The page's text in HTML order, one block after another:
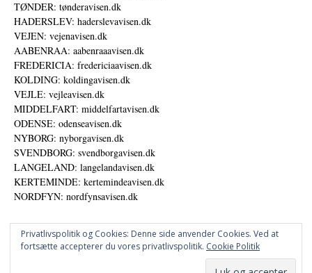
TØNDER: tønderavisen.dk
HADERSLEV: haderslevavisen.dk
VEJEN: vejenavisen.dk
AABENRAA: aabenraaavisen.dk
FREDERICIA: fredericiaavisen.dk
KOLDING: koldingavisen.dk
VEJLE: vejleavisen.dk
MIDDELFART: middelfartavisen.dk
ODENSE: odenseavisen.dk
NYBORG: nyborgavisen.dk
SVENDBORG: svendborgavisen.dk
LANGELAND: langelandavisen.dk
KERTEMINDE: kertemindeavisen.dk
NORDFYN: nordfynsavisen.dk
Privatlivspolitik og Cookies: Denne side anvender Cookies. Ved at
fortsætte accepterer du vores privatlivspolitik. Cookie Politik